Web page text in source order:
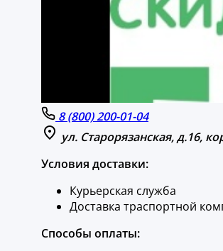
8 (800) 200-01-04
ул. Старорязанская, д.16,
Условия доставки:
Курьерская служба
Доставка траспортной
Способы оплаты: